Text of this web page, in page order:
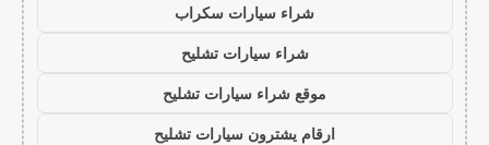
شراء سيارات سكراب
شراء سيارات تشليح
موقع شراء سيارات تشليح
ارقام يشترون سيارات تشليح